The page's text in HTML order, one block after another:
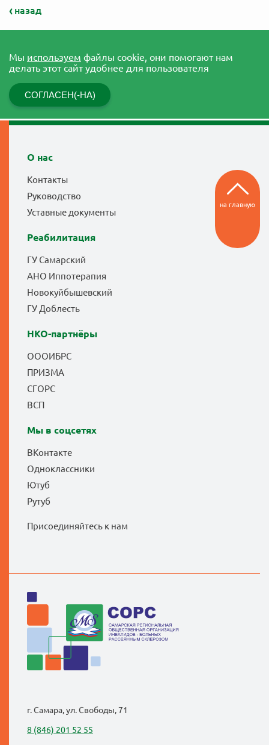
назад
Мы используем файлы cookie, они помогают нам
делать этот сайт удобнее для пользователя
СОГЛАСЕН(-НА)
О нас
Контакты
Руководство
Уставные документы
Реабилитация
ГУ Самарский
АНО Иппотерапия
Новокуйбышевский
ГУ Доблесть
НКО-партнёры
ОООИБРС
ПРИЗМА
СГОРС
ВСП
Мы в соцсетях
ВКонтакте
Одноклассники
Ютуб
Рутуб
Присоединяйтесь к нам
на главную
г. Самара, ул. Свободы, 71
8 (846) 201 52 55